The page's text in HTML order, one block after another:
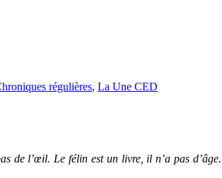
régulières, La Une CED
de l’œil. Le félin est un livre, il n’a pas d’âge.